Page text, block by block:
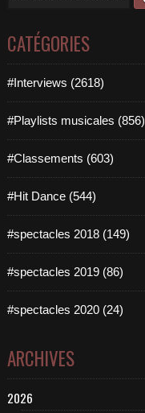
CATÉGORIES
#Interviews (2618)
#Playlists musicales (856)
#Classements (603)
#Hit Dance (544)
#spectacles 2018 (149)
#spectacles 2019 (86)
#spectacles 2020 (24)
ARCHIVES
2026